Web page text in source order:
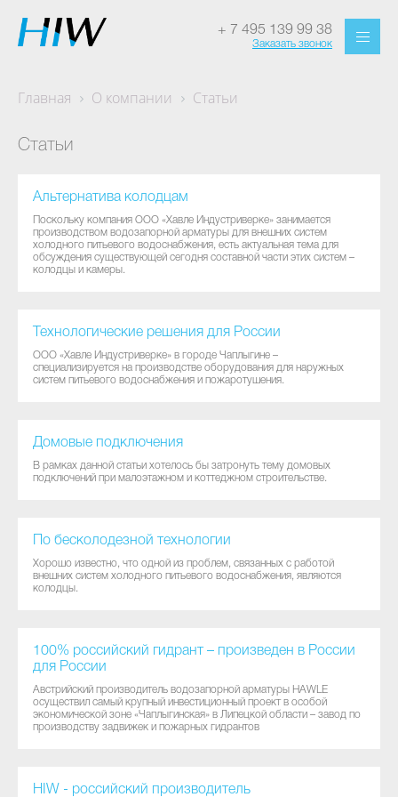
+ 7 495 139 99 38
Заказать звонок
Главная О компании Статьи
Статьи
Альтернатива колодцам
Поскольку компания ООО «Хавле Индустриверке» занимается
производством водозапорной арматуры для внешних систем
холодного питьевого водоснабжения, есть актуальная тема для
обсуждения существующей сегодня составной части этих систем –
колодцы и камеры.
Технологические решения для России
ООО «Хавле Индустриверке» в городе Чаплыгине –
специализируется на производстве оборудования для наружных
систем питьевого водоснабжения и пожаротушения.
Домовые подключения
В рамках данной статьи хотелось бы затронуть тему домовых
подключений при малоэтажном и коттеджном строительстве.
По бесколодезной технологии
Хорошо известно, что одной из проблем, связанных с работой
внешних систем холодного питьевого водоснабжения, являются
колодцы.
100% российский гидрант – произведен в России
для России
Австрийский производитель водозапорной арматуры HAWLE
осуществил самый крупный инвестиционный проект в особой
экономической зоне «Чаплыгинская» в Липецкой области – завод по
производству задвижек и пожарных гидрантов
HIW - российский производитель